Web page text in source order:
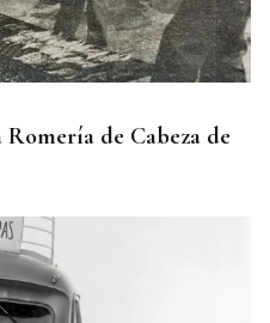
de Cabeza de